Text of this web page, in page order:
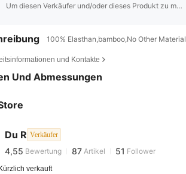
Um diesen Verkäufer und/oder dieses Produkt zu melden
100% Elasthan,bamboo,No Other Material
und Kontakte
Und Abmessungen
Du R Verkäufer
4,55 87
4,55 Bewertung 87 Artikel 51 Follower
verkauft